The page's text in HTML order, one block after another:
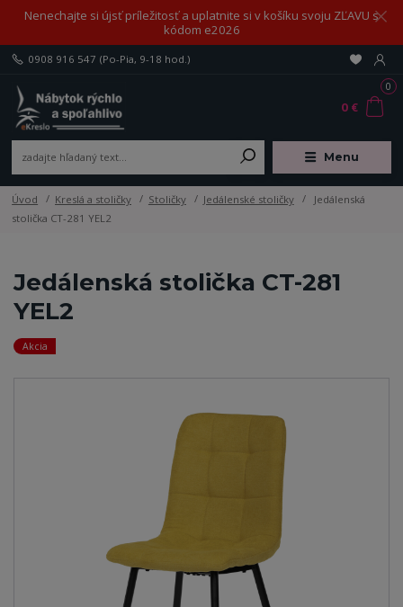
Nenechajte si újsť príležitosť a uplatnite si v košíku svoju ZĽAVU s
kódom e2026
Menu
0908 916 547 (Po-Pia, 9-18 hod.)
0
0 €
Úvod Kreslá a stoličky Stoličky Jedálenské stoličky
Jedálenská
stolička CT-281 YEL2
Jedálenská stolička CT-281
YEL2
Akcia